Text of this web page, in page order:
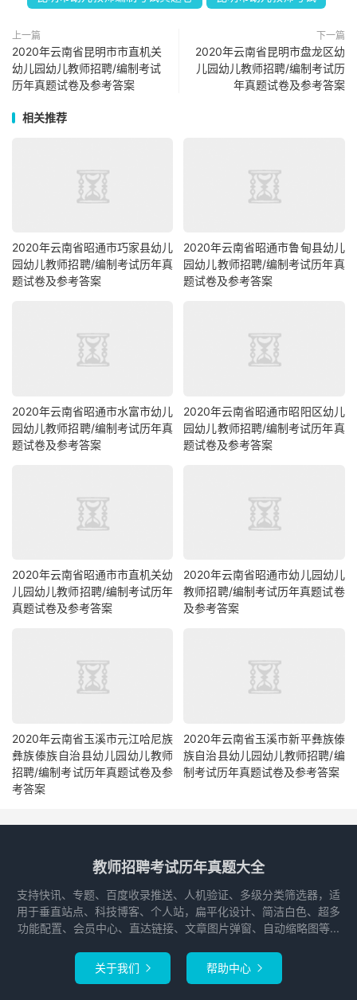
上一篇
2020年云南省昆明市市直机关
幼儿园幼儿教师招聘/编制考试
历年真题试卷及参考答案
下一篇
2020年云南省昆明市盘龙区幼
儿园幼儿教师招聘/编制考试历
年真题试卷及参考答案
相关推荐
2020年云南省昭通市巧家县幼儿
园幼儿教师招聘/编制考试历年真
题试卷及参考答案
2020年云南省昭通市鲁甸县幼儿
园幼儿教师招聘/编制考试历年真
题试卷及参考答案
2020年云南省昭通市水富市幼儿
园幼儿教师招聘/编制考试历年真
题试卷及参考答案
2020年云南省昭通市昭阳区幼儿
园幼儿教师招聘/编制考试历年真
题试卷及参考答案
2020年云南省昭通市市直机关幼
儿园幼儿教师招聘/编制考试历年
真题试卷及参考答案
2020年云南省昭通市幼儿园幼儿
教师招聘/编制考试历年真题试卷
及参考答案
2020年云南省玉溪市元江哈尼族
彝族傣族自治县幼儿园幼儿教师
招聘/编制考试历年真题试卷及参
考答案
2020年云南省玉溪市新平彝族傣
族自治县幼儿园幼儿教师招聘/编
制考试历年真题试卷及参考答案
教师招聘考试历年真题大全
支持快讯、专题、百度收录推送、人机验证、多级分类筛选器，适
用于垂直站点、科技博客、个人站，扁平化设计、简洁白色、超多
功能配置、会员中心、直达链接、文章图片弹窗、自动缩略图等...
关于我们  帮助中心 